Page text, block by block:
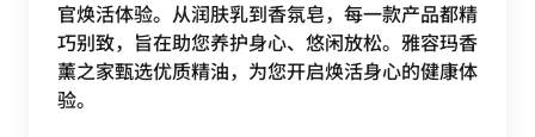
官焕活体验。从润肤乳到香氛皂，每一款产品都精
巧别致，旨在助您养护身心、悠闲放松。雅容玛香
薰之家甄选优质精油，为您开启焕活身心的健康体
验。